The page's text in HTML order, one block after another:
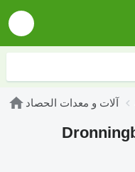
آلات و معدات الحصاد